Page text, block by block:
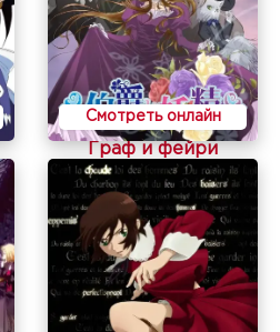
Смотреть онлайн
Граф и фейри